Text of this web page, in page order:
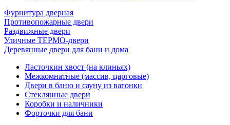
Фурнитура дверная
Противопожарные двери
Раздвижные двери
Уличные ТЕРМО-двери
Деревянные двери для бани и дома
Ласточкин хвост (на клиньях)
Межкомнатные (массив, царговые)
Двери в баню и сауну из вагонки
Стеклянные двери
Коробки и наличники
Форточки для бани